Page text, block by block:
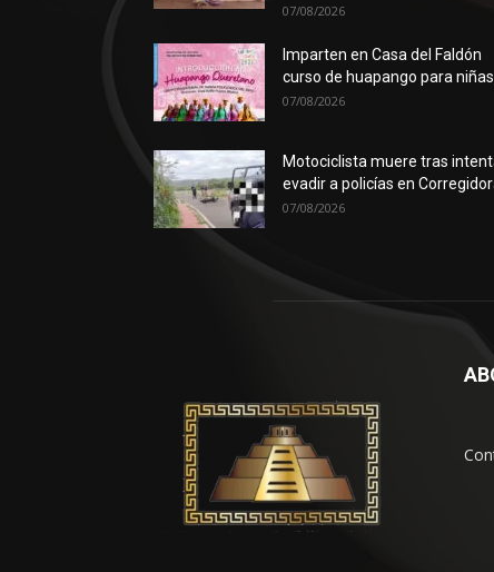
07/08/2026
Imparten en Casa del Faldón
curso de huapango para niñas
07/08/2026
Motociclista muere tras
evadir a policías en
07/08/2026